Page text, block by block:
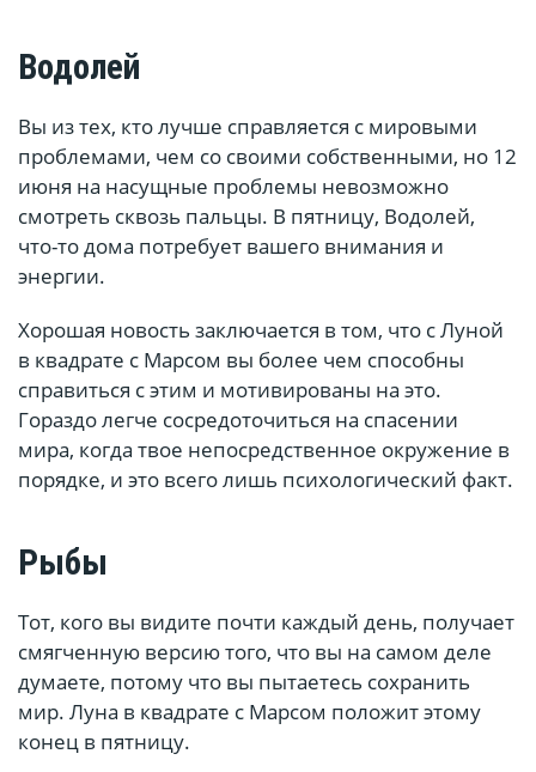
Водолей
Вы из тех, кто лучше справляется с мировыми
проблемами, чем со своими собственными, но 12
июня на насущные проблемы невозможно
смотреть сквозь пальцы. В пятницу, Водолей,
что-то дома потребует вашего внимания и
энергии.
Хорошая новость заключается в том, что с Луной
в квадрате с Марсом вы более чем способны
справиться с этим и мотивированы на это.
Гораздо легче сосредоточиться на спасении
мира, когда твое непосредственное окружение в
порядке, и это всего лишь психологический факт.
Рыбы
Тот, кого вы видите почти каждый день, получает
смягченную версию того, что вы на самом деле
думаете, потому что вы пытаетесь сохранить
мир. Луна в квадрате с Марсом положит этому
конец в пятницу.